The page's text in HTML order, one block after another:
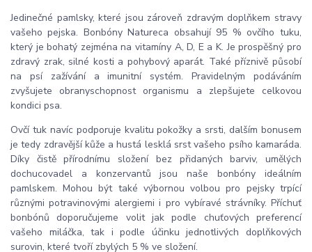
Jedinečné pamlsky, které jsou zároveň zdravým doplňkem stravy
vašeho pejska. Bonbóny Natureca obsahují 95 % ovčího tuku,
který je bohatý zejména na vitamíny A, D, E a K. Je prospěšný pro
zdravý zrak, silné kosti a pohybový aparát. Také příznivě působí
na psí zažívání a imunitní systém. Pravidelným podáváním
zvyšujete obranyschopnost organismu a zlepšujete celkovou
kondici psa.
Ovčí tuk navíc podporuje kvalitu pokožky a srsti, dalším bonusem
je tedy zdravější kůže a hustá lesklá srst vašeho psího kamaráda.
Díky čistě přírodnímu složení bez přidaných barviv, umělých
dochucovadel a konzervantů jsou naše bonbóny ideálním
pamlskem. Mohou být také výbornou volbou pro pejsky trpící
různými potravinovými alergiemi i pro vybíravé strávníky. Příchuť
bonbónů doporučujeme volit jak podle chuťových preferencí
vašeho miláčka, tak i podle účinku jednotlivých doplňkových
surovin, které tvoří zbylých 5 % ve složení.